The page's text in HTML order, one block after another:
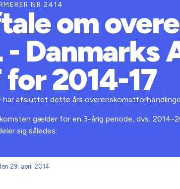
NR.2414
om
- Danmarks
for 2014-17
har afsluttet dette års
gælder for en 3-årig periode, dvs. 2014-
sig således:
29. april 2014